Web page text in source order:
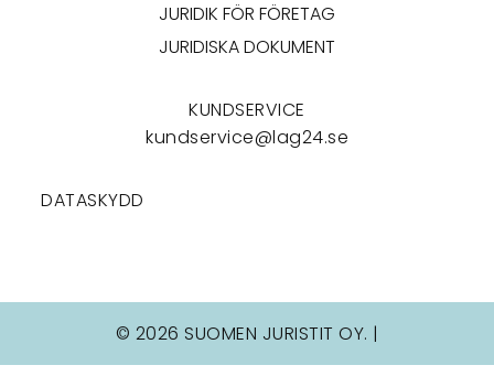
JURIDIK FÖR FÖRETAG
JURIDISKA DOKUMENT
KUNDSERVICE
kundservice@lag24.se
DATASKYDD
© 2026 SUOMEN JURISTIT OY. |